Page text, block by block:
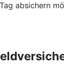
absichern